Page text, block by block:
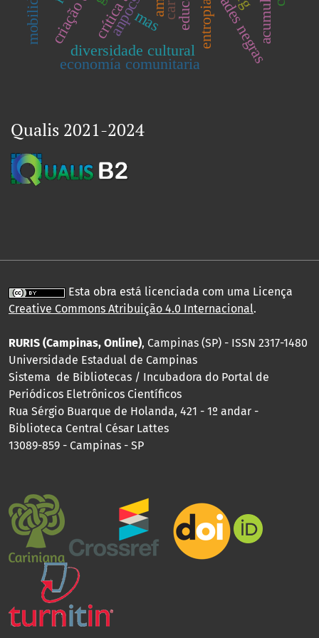
diversidade cultural
mas
economía comunitaria
entropia
anpocs
Qualis 2021-2024
Esta obra está licenciada com uma Licença
Creative Commons Atribuição 4.0 Internacional.
RURIS (Campinas, Online), Campinas (SP) - ISSN 2317-1480
Universidade Estadual de Campinas
Sistema de Bibliotecas / Incubadora do Portal de
Periódicos Eletrônicos Científicos
Rua Sérgio Buarque de Holanda, 421 - 1º andar -
Biblioteca Central César Lattes
13089-859 - Campinas - SP